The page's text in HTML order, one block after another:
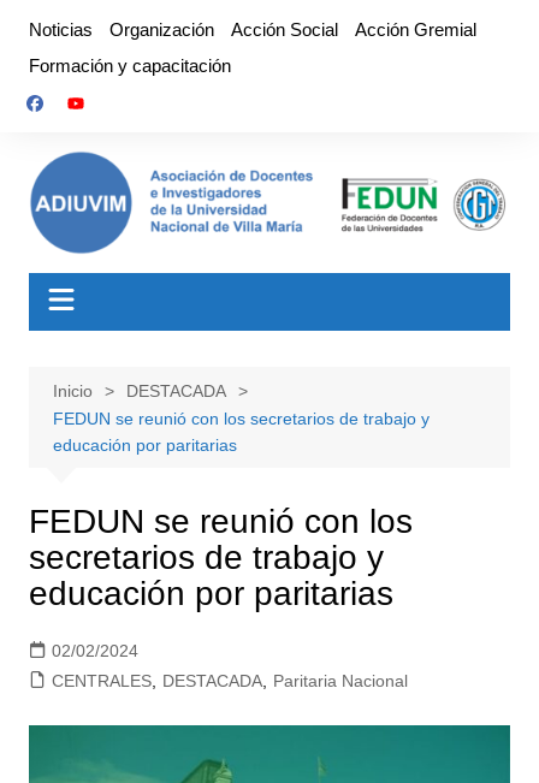
contenido
Noticias Organización Acción Social
Acción Gremial
Formación y capacitación
Inicio
DESTACADA
FEDUN se reunió con los secretarios de trabajo y
educación por paritarias
FEDUN se reunió con los
secretarios de trabajo y
educación por paritarias
02/02/2024
CENTRALES, DESTACADA, Paritaria Nacional